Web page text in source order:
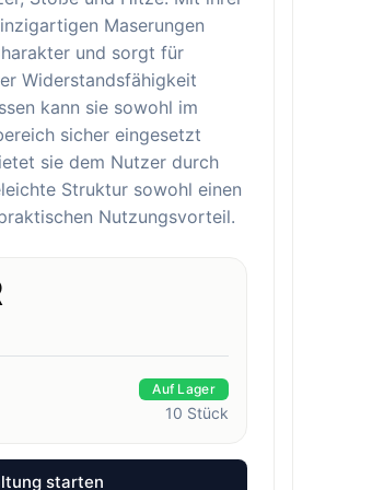
Maserungen
und sorgt für
Widerstandsfähigkeit
kann sie sowohl im
sicher eingesetzt
sie dem Nutzer durch
Struktur sowohl einen
Nutzungsvorteil.
Auf Lager
10 Stück
starten